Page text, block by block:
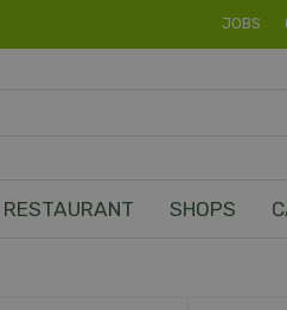
JOBS
RESTAURANT SHOPS